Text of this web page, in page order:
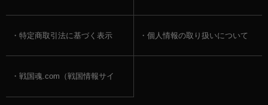
特定商取引法に基づく表示 個人情報の取り扱いについて
戦国魂.com（戦国情報サイ